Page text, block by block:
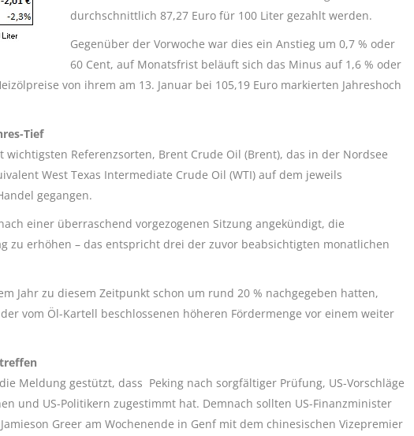
durchschnittlich 87,27 Euro für 100 Liter gezahlt werden.
Gegenüber der Vorwoche war dies ein Anstieg um 0,7 % oder
60 Cent, auf Monatsfrist beläuft sich das Minus auf 1,6 % oder
von ihrem am 13. Januar bei 105,19 Euro markierten Jahreshoch
Tief
Referenzsorten, Brent Crude Oil (Brent), das in der Nordsee
West Texas Intermediate Crude Oil (WTI) auf dem jeweils
gegangen.
einer überraschend vorgezogenen Sitzung angekündigt, die
zu erhöhen – das entspricht drei der zuvor beabsichtigten monatlichen
Jahr zu diesem Zeitpunkt schon um rund 20 % nachgegeben hatten,
vom Öl-Kartell beschlossenen höheren Fördermenge vor einem weiter
Meldung gestützt, dass Peking nach sorgfältiger Prüfung, US-Vorschläge
und US-Politikern zugestimmt hat. Demnach sollten US-Finanzminister
Greer am Wochenende in Genf mit dem chinesischen Vizepremier